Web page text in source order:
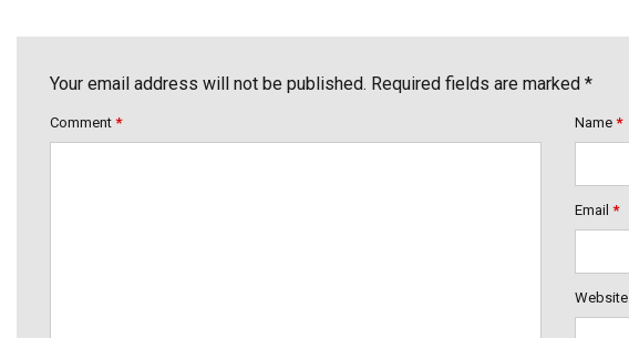
Your email address will not be published. Required fields are marked *
Comment * Name *
Email *
Website